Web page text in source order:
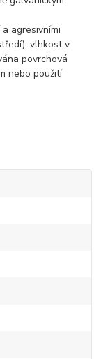
agresivními
vlhkost v
povrchová
nebo použití